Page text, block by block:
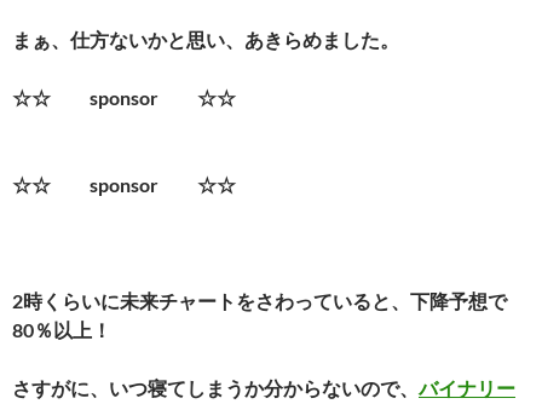
まぁ、仕方ないかと思い、あきらめました。
☆☆ sponsor ☆☆
☆☆ sponsor ☆☆
2時くらいに未来チャートをさわっていると、下降予想で
80％以上！
さすがに、いつ寝てしまうか分からないので、バイナリー